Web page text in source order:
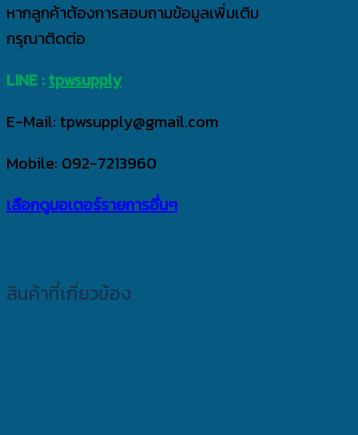
หากลูกค้าต้องการสอบถามข้อมูลเพิ่มเติม
กรุณาติดต่อ
LINE :tpwsupply
E-Mail: tpwsupply@gmail.com
Mobile: 092-7213960
เลือกดูมอเตอร์รายการอื่นๆ
สินค้าที่เกี่ยวข้อง